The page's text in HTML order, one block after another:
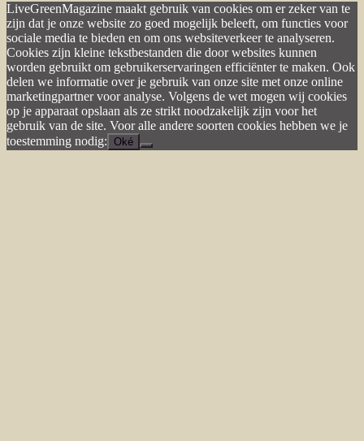
LiveGreenMagazine maakt gebruik van cookies om er zeker van te
zijn dat je onze website zo goed mogelijk beleeft, om functies voor
sociale media te bieden en om ons websiteverkeer te analyseren.
Cookies zijn kleine tekstbestanden die door websites kunnen
worden gebruikt om gebruikerservaringen efficiënter te maken. Ook
delen we informatie over je gebruik van onze site met onze online
marketingpartner voor analyse. Volgens de wet mogen wij cookies
op je apparaat opslaan als ze strikt noodzakelijk zijn voor het
gebruik van de site. Voor alle andere soorten cookies hebben we je
toestemming nodig: Oké